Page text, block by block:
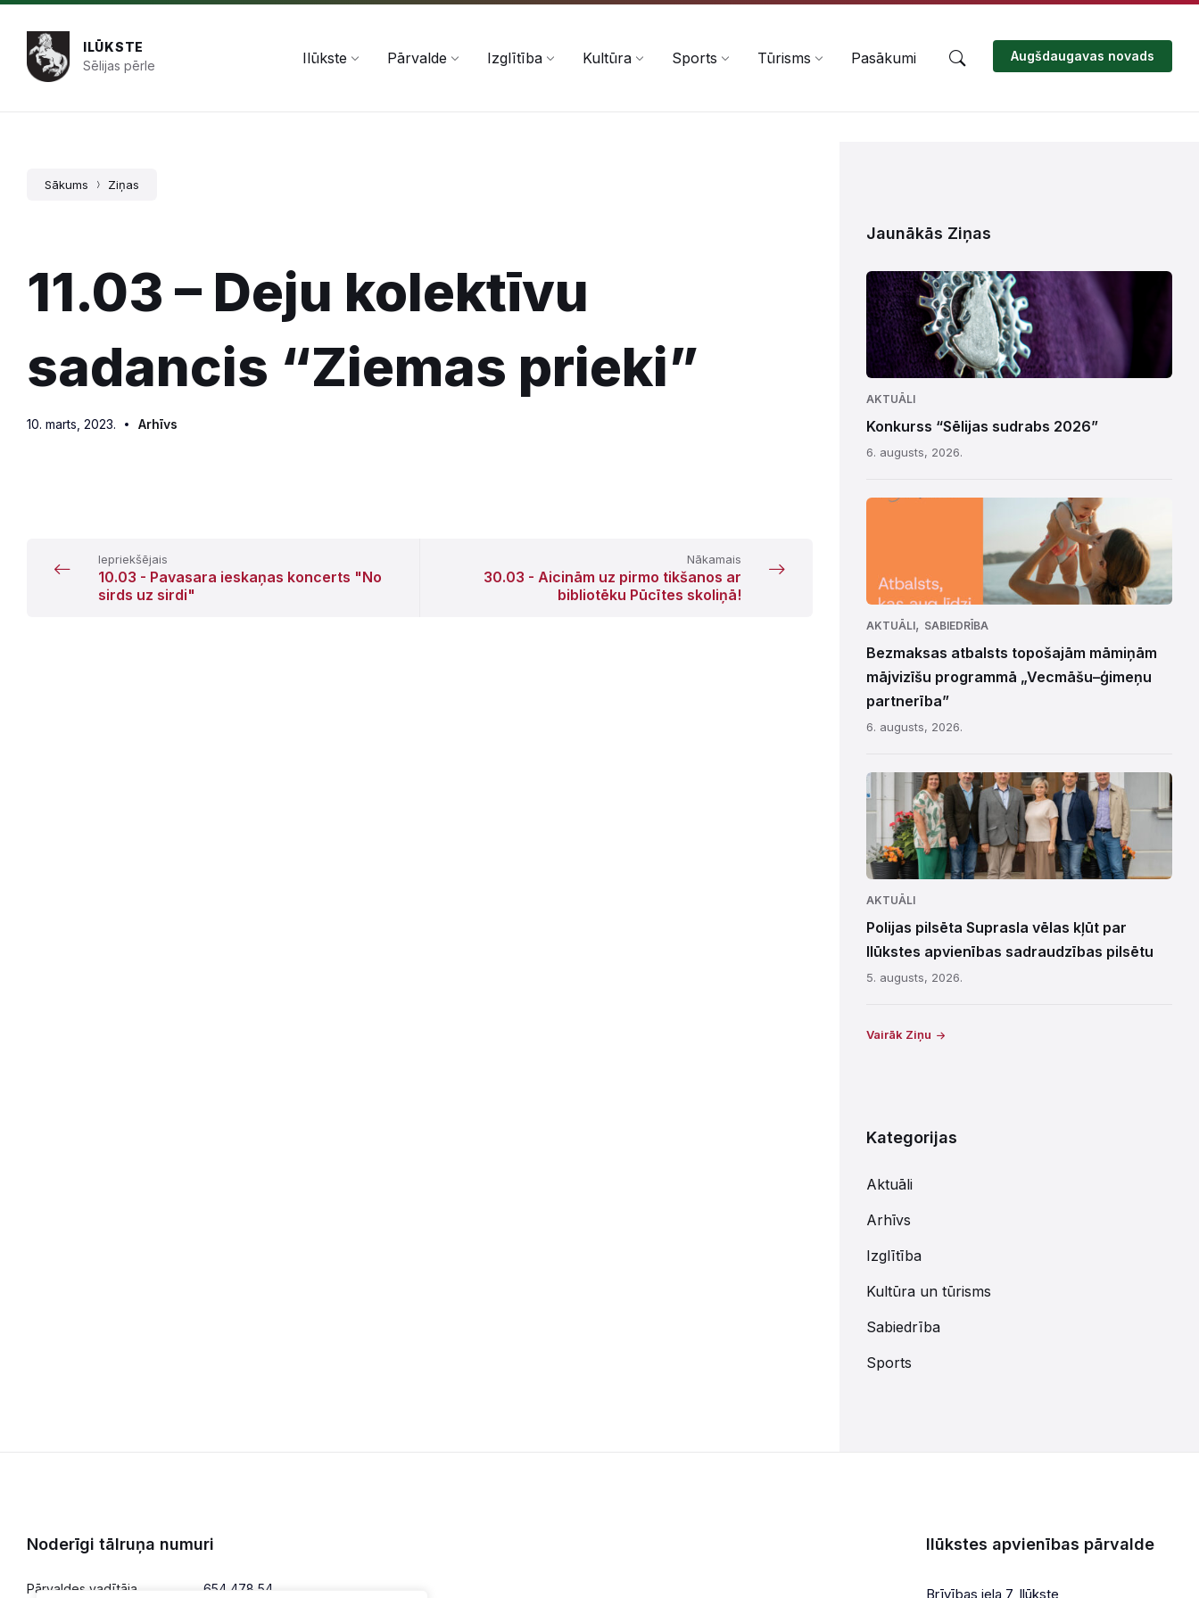
Pāriet
saturu
Skip
navigation
Skip
footer
ILŪKSTE
Sēlijas pērle
Ilūkste Pārvalde Izglītība Kultūra Sports Tūrisms Pasākumi Augšdaugavas novads
Sākums Ziņas
11.03 – Deju kolektīvu
sadancis “Ziemas prieki”
10. marts, 2023. Arhīvs
Iepriekšējais
10.03 - Pavasara ieskaņas koncerts "No
sirds uz sirdi"
Nākamais
30.03 - Aicinām uz pirmo tikšanos ar
bibliotēku Pūcītes skoliņā!
Jaunākās Ziņas
AKTUĀLI
Konkurss “Sēlijas sudrabs 2026”
6. augusts, 2026.
AKTUĀLI, SABIEDRĪBA
Bezmaksas atbalsts topošajām māmiņām
mājvizīšu programmā „Vecmāšu–ģimeņu
partnerība”
6. augusts, 2026.
AKTUĀLI
Polijas pilsēta Suprasla vēlas kļūt par
Ilūkstes apvienības sadraudzības pilsētu
5. augusts, 2026.
Vairāk Ziņu
Kategorijas
Aktuāli
Arhīvs
Izglītība
Kultūra un tūrisms
Sabiedrība
Sports
Noderīgi tālruņa numuri
Pārvaldes vadītāja 654 478 54
Ilūkstes apvienības pārvalde
Brīvības iela 7, Ilūkste,